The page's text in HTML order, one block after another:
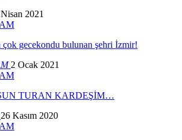
2021
çok gecekondu bulunan şehri İzmir!
2 Ocak 2021
TURAN KARDEŞİM…
26 Kasım 2020